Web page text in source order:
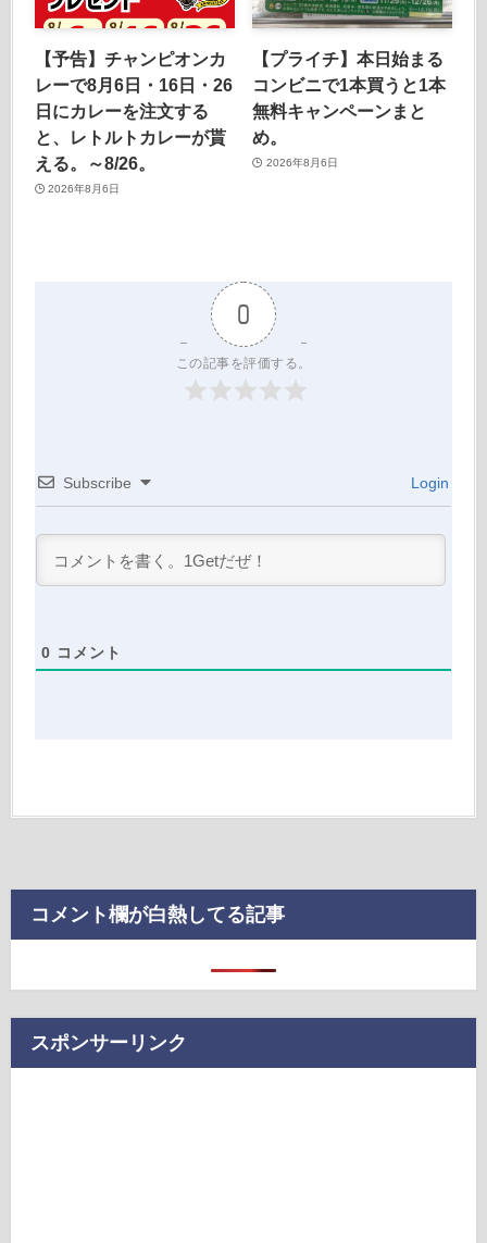
【予告】チャンピオンカ
レーで8月6日・16日・26
日にカレーを注文する
と、レトルトカレーが貰
える。～8/26。
2026年8月6日
【プライチ】本日始まる
コンビニで1本買うと1本
無料キャンペーンまと
め。
2026年8月6日
0
この記事を評価する。
Subscribe Login
0 コメント
コメント欄が白熱してる記事
スポンサーリンク